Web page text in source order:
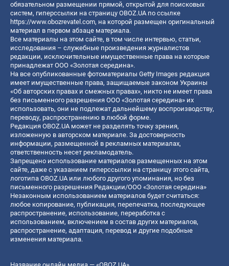
обязательном размещении прямой, открытой для поисковых
систем, гиперссылки на страницу OBOZ.UA по ссылке
https://www.obozrevatel.com, на которой размещен оригинальный
материал в первом абзаце материала.
Все материалы на этом сайте, в том числе интервью, статьи,
исследования – служебные произведения журналистов
редакции, исключительные имущественные права на которые
принадлежат ООО «Золотая середина».
На все опубликованные фотоматериалы Getty Images редакция
имеет имущественные права, защищаемые законом Украины
«Об авторских правах и смежных правах», никто не имеет права
без письменного разрешения ООО «Золотая середина» их
использовать, они не подлежат дальнейшему воспроизводству,
переводу, распространению в любой форме.
Редакция OBOZ.UA может не разделять точку зрения,
изложенную в авторском материале. За достоверность
информации, размещенной в рекламных материалах,
ответственность несет рекламодатель.
Запрещено использование материалов размещенных на этом
сайте, даже с указанием гиперссылки на страницу этого сайта,
логотипа OBOZ.UA или любого другого упоминания, но без
письменного разрешения Редакции/ООО «Золотая середина»
Незаконным использованием материалов будет считаться:
любое копирование, публикация, перепечатка, последующее
распространение, использование, переработка с
использованием, включением в состав других материалов,
распространение, адаптация, перевод и другие подобные
изменения материала.